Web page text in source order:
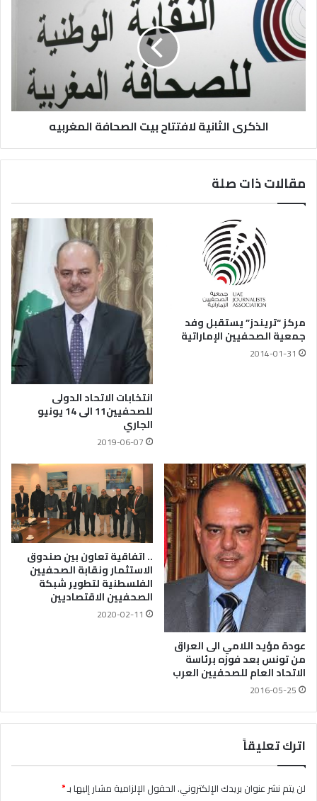
الذكرى الثانية لافتتاح بيت الصحافة‎ المغربيه
مقالات ذات صلة
مركز “تريندز” يستقبل وفد
جمعية الصحفيين الإماراتية
2014-01-31
انتخابات الاتحاد الدولى
للصحفيين11 الى 14 يونيو
الجاري
2019-06-07
عودة مؤيد اللامي الى العراق
من تونس بعد فوزه برئاسة
الاتحاد العام للصحفيين العرب
2016-05-25
.. اتفاقية تعاون بين صندوق
الاستثمار ونقابة الصحفيين
الفلسطنية لتطوير شبكة
الصحفيين الاقتصاديين
2020-02-11
اترك تعليقاً
لن يتم نشر عنوان بريدك الإلكتروني.الحقول الإلزامية مشار إليها بـ*